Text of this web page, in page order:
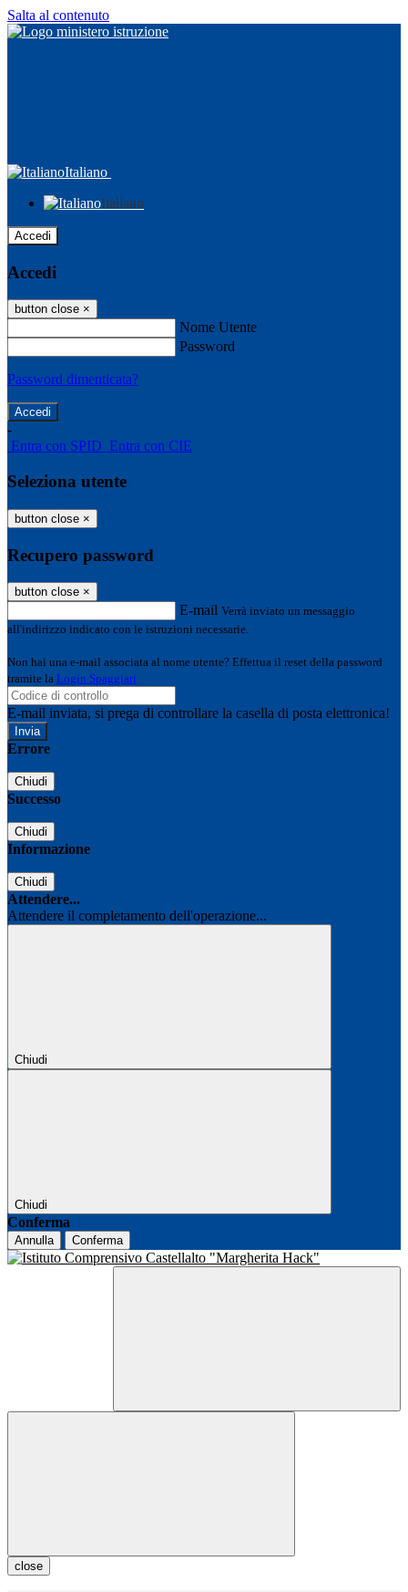
Salta al contenuto
Italiano
Italiano
Accedi
Accedi
button close ×
Nome Utente
Password
Password dimenticata?
-
Entra con SPID Entra con CIE
Seleziona utente
button close ×
Recupero password
button close ×
E-mail Verrà inviato un messaggio
all'indirizzo indicato con le istruzioni necessarie.
Non hai una e-mail associata al nome utente? Effettua il reset della password
tramite la Login Spaggiari
E-mail inviata, si prega di controllare la casella di posta elettronica!
Errore
Chiudi
Successo
Chiudi
Informazione
Chiudi
Attendere...
Attendere il completamento dell'operazione...
Chiudi
Chiudi
Conferma
Annulla Conferma
close